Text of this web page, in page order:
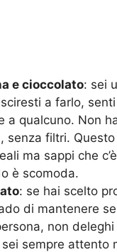
e cioccolato: sei
a farlo,
a qualcuno. Non
senza filtri.
ma sappi che
è scomoda.
: se hai scelto
di mantenere
non
sempre attento